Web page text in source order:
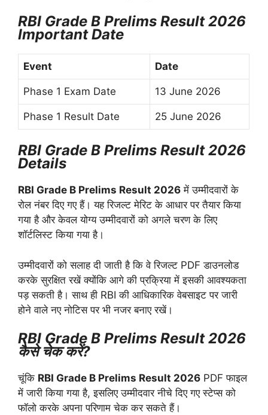
RBI Grade B Prelims Result 2026
Important Date
Event Date
Phase 1 Exam Date 13 June 2026
Phase 1 Result Date 25 June 2026
RBI Grade B Prelims Result 2026
Details
RBI Grade B Prelims Result 2026 में उम्मीदवारों के
रोल नंबर दिए गए हैं। यह रिजल्ट मेरिट के आधार पर तैयार किया
गया है और केवल योग्य उम्मीदवारों को अगले चरण के लिए
शॉर्टलिस्ट किया गया है।
उम्मीदवारों को सलाह दी जाती है कि वे रिजल्ट PDF डाउनलोड
करके सुरक्षित रखें क्योंकि आगे की प्रक्रिया में इसकी आवश्यकता
पड़ सकती है। साथ ही RBI की आधिकारिक वेबसाइट पर जारी
होने वाले नए नोटिस पर भी नजर बनाए रखें।
RBI Grade B Prelims Result 2026
कैसे चेक करें?
चूंकि RBI Grade B Prelims Result 2026 PDF फाइल
में जारी किया गया है, इसलिए उम्मीदवार नीचे दिए गए स्टेप्स को
फॉलो करके अपना परिणाम चेक कर सकते हैं।